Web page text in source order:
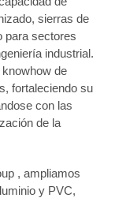
sierras de
para sectores
industrial.
de
fortaleciendo su
con las
de la
, ampliamos
y PVC,